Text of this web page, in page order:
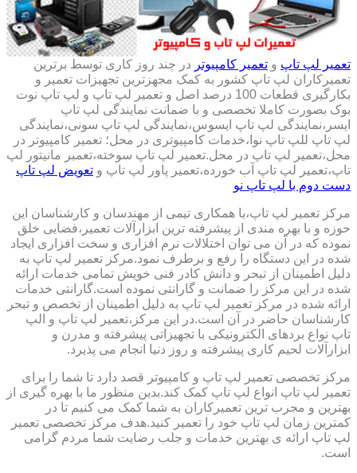
تعمیر لپ تاپ و تعمیر کامپیوتر در چند روز کاری توسط برترین
تعمیرکاران لپ تاپ کشور به کمک مجهزترین تجهیزات تعمیر و
بکارگیری قطعات 100 درصد اصل و تعمیر لپ تاپ و لپ تاپ نوت
بوک بصورت کاملا تخصصی و با ضمانت نمایندگی لپ تاپ
ایسر،نمایندگی لپ تاپ ایسوس،نمایندگی لپ تاپ سونی،نمایندگی
لپ تاپ للپ تاپ نوا،خدمات کامپیوتری در محل؛ تعمیر کامپیوتر در
محل،تعمیر لپ تاپ در محل.تعمیر لپ تاپ سوخته،تعمبر مانیتور لپ
تاپ،تعمیر لپ تاپ آب خورده،تعمیر پاور لپ تاپ و تعویض لپ تاپ
دست دوم با لپ تاپ نو
مرکز تعمیر لپ تاپ،با همکاری تیمی از مهندسان و کارشناسان این
حوزه و با بهره مندی از پیشرفته ترین ابزارآلات تعمیر،فضایی خلق
نموده که در آن می توان اختلالات نرم افزاری و سخت افزاری ایجاد
شده در این دستگاه را رفع و برطرف نمود.مرکز تعمیر لپ تاپ به
دلیل اطمینان از تبحر و دانش کادر فنی خویش تمامی خدمات ارائه
شده در این مرکز را ضمانت و گارانتی نموده است.گارانتی خدمات
ارائه شده در مرکز تعمیر لپ تاپ به دلیل اطمینان از تخصص و تبحر
کارشناسان حاضر در آن است.در این مرکز،تعمیر لپ تاپ و الپ
تاپ نواع بردهای الکترونیکی با تجهیزاتی پیشرفته و مدرن و
ابزارآلات لحیم کاری پیشرفته و روز دنیا انجام می پذیرد.
مرکز تخصصی تعمیر لپ تاپ و کامپیوتر قصد دارد تا شما را برای
تعمیر لپ تاپ انواع لپ تاپ کمک کند.بدین منظور ما با بهره گیری از
بهترین و مجرب ترین تعمیرکاران به شما کمک می کنیم تا در
کمترین زمان لپ تاپ خود را تعمیر کنید.هدف مرکز تخصصی تعمیر
لپ تاپ ارائه ی بهترین خدمات و جلب رضایت شما مردم گرامی
است.